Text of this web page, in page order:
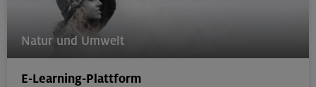
Natur und Umwelt
E-Learning-Plattform